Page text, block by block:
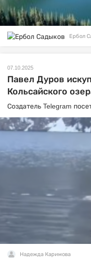
Ербол
07.10.2025
Павел Дуров
Кольсайского
Создатель Telegram
Надежда Каримова